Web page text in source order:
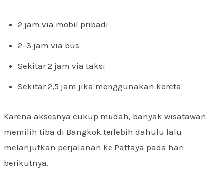
2 jam via mobil pribadi
2–3 jam via bus
Sekitar 2 jam via taksi
Sekitar 2,5 jam jika menggunakan kereta
Karena aksesnya cukup mudah, banyak wisatawan
memilih tiba di Bangkok terlebih dahulu lalu
melanjutkan perjalanan ke Pattaya pada hari
berikutnya.